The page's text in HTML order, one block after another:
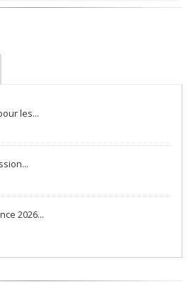
les...
2026...